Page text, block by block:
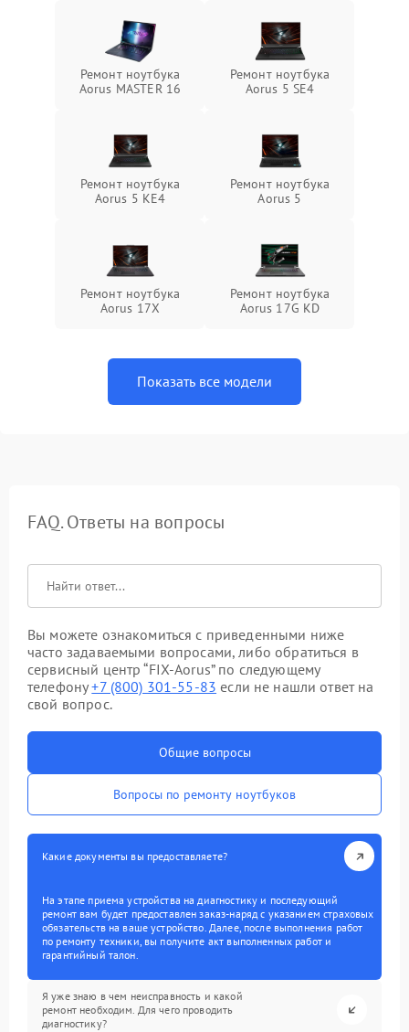
Ремонт ноутбука
Aorus MASTER 16
Ремонт ноутбука
Aorus 5 SE4
Ремонт ноутбука
Aorus 5 KE4
Ремонт ноутбука
Aorus 5
Ремонт ноутбука
Aorus 17X
Ремонт ноутбука
Aorus 17G KD
Показать все модели
FAQ. Ответы на вопросы
Вы можете ознакомиться с приведенными ниже
часто задаваемыми вопросами, либо обратиться в
сервисный центр “FIX-Aorus” по следующему
телефону+7 (800) 301-55-83 если не нашли ответ на
свой вопрос.
Общие вопросы
Вопросы по ремонту ноутбуков
Какие документы вы предоставляете?
На этапе приема устройства на диагностику и последующий
ремонт вам будет предоставлен заказ-наряд с указанием страховых
обязательств на ваше устройство. Далее, после выполнения работ
по ремонту техники, вы получите акт выполненных работ и
гарантийный талон.
Я уже знаю в чем неисправность и какой
ремонт необходим. Для чего проводить
диагностику?